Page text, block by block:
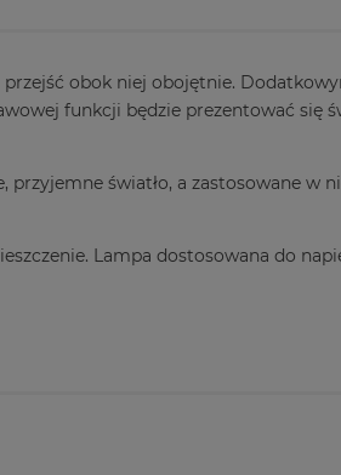
przejść obok niej obojętnie.
funkcji będzie prezentować się
światło, a zastosowane w
Lampa dostosowana do